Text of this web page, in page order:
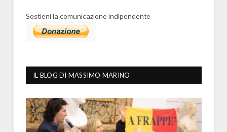
Sostieni la comunicazione indipendente
IL BLOG DI MASSIMO MARINO